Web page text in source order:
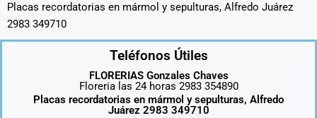
Placas recordatorias en mármol y sepulturas, Alfredo Juárez
2983 349710
Teléfonos Útiles
FLORERIAS Gonzales Chaves
Floreria las 24 horas 2983 354890
Placas recordatorias en mármol y sepulturas, Alfredo
Juárez 2983 349710